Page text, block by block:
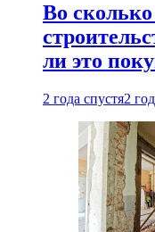
Во
ли это
2 года спустя2